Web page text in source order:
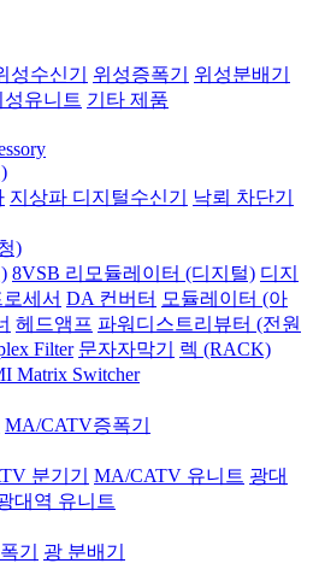
성수신기 위성증폭기
위성분배기
성유니트 기타 제품
지상파 디지털수신기
낙뢰 차단기
)
8VSB 리모듈레이터 (디지털) 디지
세서 DA 컨버터 모듈레이터 (아
헤드앰프 파워디스트리뷰터 (전원
Filter 문자자막기
렉 (RACK)
Matrix Switcher
MA/CATV증폭기
분기기 MA/CATV 유니트 광대
대역 유니트
기
광 분배기